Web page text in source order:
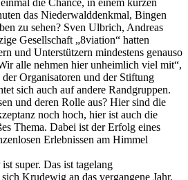
die Chance, in einem kurzen
das Niederwalddenkmal, Bin­gen
zu sehen? Sven Ulbrich, Andreas
Gesellschaft „8viation“ hatten
und Unter­stützern mindestens genauso
alle nehmen hier unheimlich viel mit“,
Organisatoren und der Stiftung
sich auch auf andere Randgruppen.
und deren Rolle aus? Hier sind die
noch hoch, hier ist auch die
Thema. Dabei ist der Erfolg eines
Erlebnissen am Himmel
super. Das ist tagelang
Krudewig an das vergangene Jahr.